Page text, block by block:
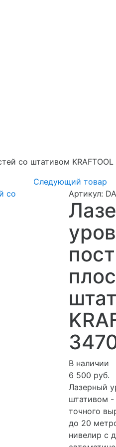
со штативом
Следующий товар
Артикул:
В наличии
6 500 руб.
Лазерный
штативом -
точного
до 20
нивелир с